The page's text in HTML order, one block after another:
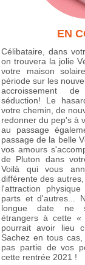
EN
Célibataire, dans
on trouvera la jolie
votre maison
période sur les
accroissement
séduction! Le
votre chemin, de
redonner du pep's à
au passage
passage de la belle
vos amours
de Pluton dans
Voilà qui vous
différente des
l'attraction
parts et d'autres...
longue date ne
étrangers à cette
pourrait avoir lieu
Sachez en tous
pas partie de vos
cette rentrée 2021 !